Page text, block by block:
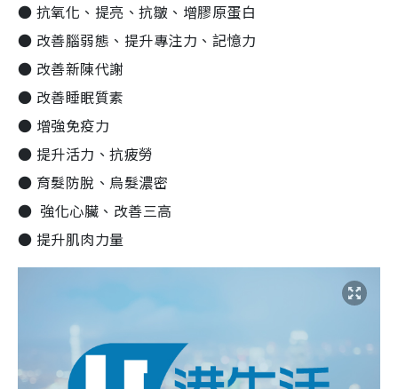
● 抗氧化、提亮、抗皺、增膠原蛋白
● 改善腦弱態、提升專注力、記憶力
● 改善新陳代謝
● 改善睡眠質素
● 增強免疫力
● 提升活力、抗疲勞
● 育髮防脫、烏髮濃密
● 強化心臟、改善三高
● 提升肌肉力量